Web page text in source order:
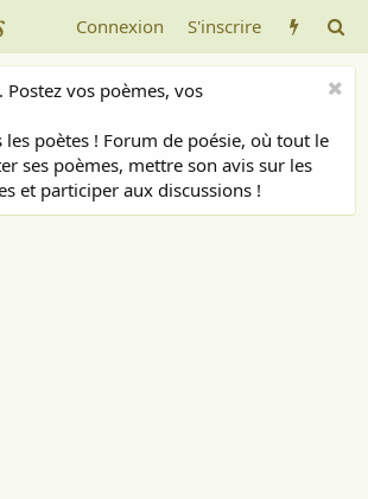
Connexion S'inscrire
Postez vos poèmes, vos
les poètes ! Forum de poésie, où tout le
ses poèmes, mettre son avis sur les
et participer aux discussions !